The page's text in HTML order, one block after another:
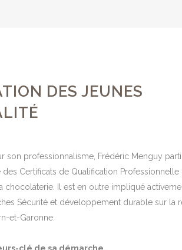
DES JEUNES
son professionnalisme, Frédéric Menguy
Certificats de Qualification
chocolaterie. Il est en outre impliqué
Sécurité et développement durable sur la
et-Garonne.